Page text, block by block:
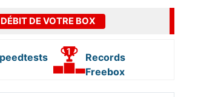
DE VOTRE BOX
Records
Freebox